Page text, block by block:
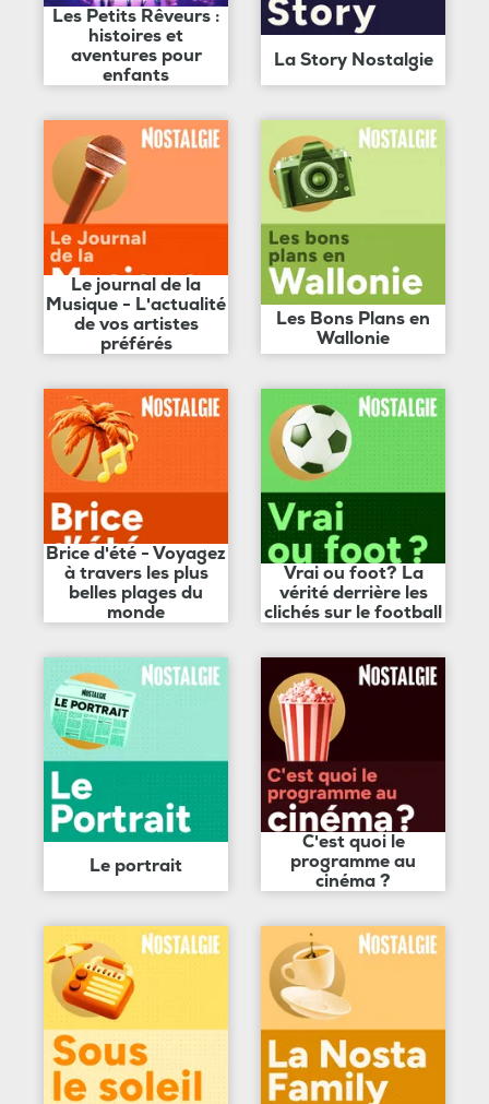
Les Petits Rêveurs :
histoires et
aventures pour
enfants
La Story Nostalgie
Le journal de la
Musique - L'actualité
de vos artistes
préférés
Les Bons Plans en
Wallonie
Brice d'été - Voyagez
à travers les plus
belles plages du
monde
Vrai ou foot? La
vérité derrière les
clichés sur le football
Le portrait
C'est quoi le
programme au
cinéma ?